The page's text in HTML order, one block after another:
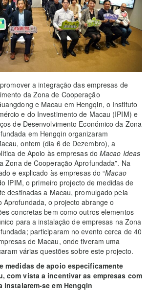
a integração das empresas de
da Zona de Cooperação
e Macau em Hengqin, o Instituto
e do Investimento de Macau (IPIM) e
de Desenvolvimento Económico da Zona
em Hengqin organizaram
ontem (dia 6 de Dezembro), a
de Apoio às empresas doMacao Ideas
Zona de Cooperação Aprofundada”. Na
e explicado às empresas do “Macao
IPIM, o primeiro projecto de medidas de
destinadas a Macau, promulgado pela
Aprofundada, o projecto abrange o
concretas bem como outros elementos
para a instalação de empresas na Zona
participaram no evento cerca de 40
de Macau, onde tiveram uma
várias questões sobre este projecto.
medidas de apoio especificamente
com vista a incentivar as empresas com
instalarem-se em Hengqin